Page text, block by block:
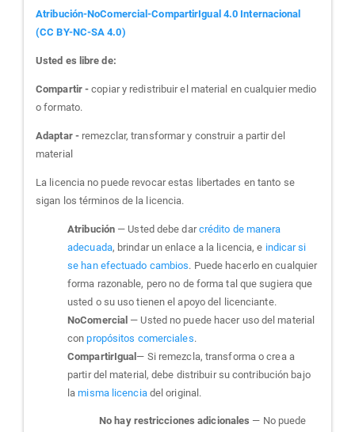
Atribución-NoComercial-CompartirIgual 4.0 Internacional
(CC BY-NC-SA 4.0)
Usted es libre de:
Compartir -copiar y redistribuir el material en cualquier medio
o formato.
Adaptar -remezclar, transformar y construir a partir del
material
La licencia no puede revocar estas libertades en tanto se
sigan los términos de la licencia.
Atribución — Usted debe darcrédito de manera
adecuada, brindar un enlace a la licencia, e indicar si
se han efectuado cambios. Puede hacerlo en cualquier
forma razonable, pero no de forma tal que sugiera que
usted o su uso tienen el apoyo del licenciante.
NoComercial — Usted no puede hacer uso del material
conpropósitos comerciales.
CompartirIgual — Si remezcla, transforma o crea a
partir del material, debe distribuir su contribución bajo
lamisma licenciadel original.
No hay restricciones adicionales — No puede